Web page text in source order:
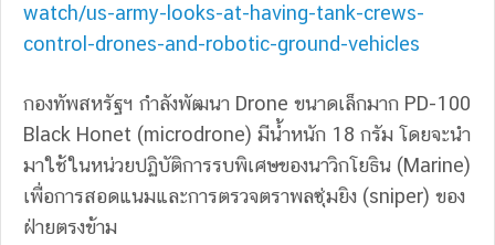
watch/us-army-looks-at-having-tank-crews-
control-drones-and-robotic-ground-vehicles
กองทัพสหรัฐฯ กำลังพัฒนา Drone ขนาดเล็กมาก PD-100
Black Honet (microdrone) มีน้ำหนัก 18 กรัม โดยจะนำ
มาใช้ในหน่วยปฏิบัติการรบพิเศษของนาวิกโยธิน (Marine)
เพื่อการสอดแนมและการตรวจตราพลซุ่มยิง (sniper) ของ
ฝ่ายตรงข้าม